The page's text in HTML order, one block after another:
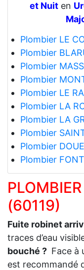
et Nuit en
Plombier LE
Plombier
Plombier
Plombier
Plombier LE
Plombier LA
Plombier LA
Plombier
Plombier DOUE
Plombier
(60119)
Fuite robinet
traces d’eau
bouché ? Face à
est recommandé